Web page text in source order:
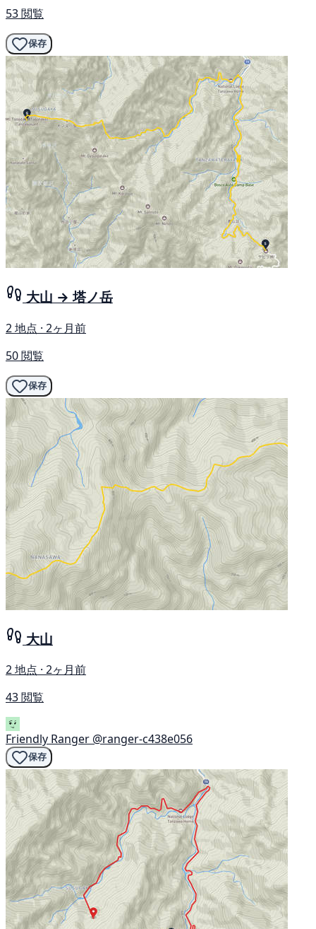
53 閲覧
保存
大山 → 塔ノ岳
2 地点 · 2ヶ月前
50 閲覧
保存
大山
2 地点 · 2ヶ月前
43 閲覧
Friendly Ranger @ranger-c438e056
保存